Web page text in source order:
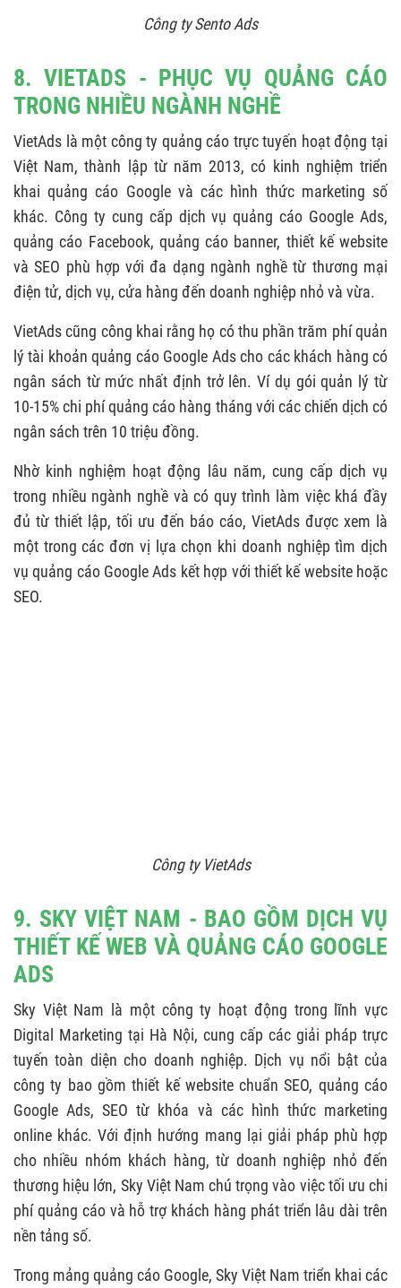
Công ty Sento Ads
8. VIETADS - PHỤC VỤ QUẢNG CÁO
TRONG NHIỀU NGÀNH NGHỀ
VietAds là một công ty quảng cáo trực tuyến hoạt động tại
Việt Nam, thành lập từ năm 2013, có kinh nghiệm triển
khai quảng cáo Google và các hình thức marketing số
khác. Công ty cung cấp dịch vụ quảng cáo Google Ads,
quảng cáo Facebook, quảng cáo banner, thiết kế website
và SEO phù hợp với đa dạng ngành nghề từ thương mại
điện tử, dịch vụ, cửa hàng đến doanh nghiệp nhỏ và vừa.
VietAds cũng công khai rằng họ có thu phần trăm phí quản
lý tài khoản quảng cáo Google Ads cho các khách hàng có
ngân sách từ mức nhất định trở lên. Ví dụ gói quản lý từ
10-15% chi phí quảng cáo hàng tháng với các chiến dịch có
ngân sách trên 10 triệu đồng.
Nhờ kinh nghiệm hoạt động lâu năm, cung cấp dịch vụ
trong nhiều ngành nghề và có quy trình làm việc khá đầy
đủ từ thiết lập, tối ưu đến báo cáo, VietAds được xem là
một trong các đơn vị lựa chọn khi doanh nghiệp tìm dịch
vụ quảng cáo Google Ads kết hợp với thiết kế website hoặc
SEO.
Công ty VietAds
9. SKY VIỆT NAM - BAO GỒM DỊCH VỤ
THIẾT KẾ WEB VÀ QUẢNG CÁO GOOGLE
ADS
Sky Việt Nam là một công ty hoạt động trong lĩnh vực
Digital Marketing tại Hà Nội, cung cấp các giải pháp trực
tuyến toàn diện cho doanh nghiệp. Dịch vụ nổi bật của
công ty bao gồm thiết kế website chuẩn SEO, quảng cáo
Google Ads, SEO từ khóa và các hình thức marketing
online khác. Với định hướng mang lại giải pháp phù hợp
cho nhiều nhóm khách hàng, từ doanh nghiệp nhỏ đến
thương hiệu lớn, Sky Việt Nam chú trọng vào việc tối ưu chi
phí quảng cáo và hỗ trợ khách hàng phát triển lâu dài trên
nền tảng số.
Trong mảng quảng cáo Google, Sky Việt Nam triển khai các